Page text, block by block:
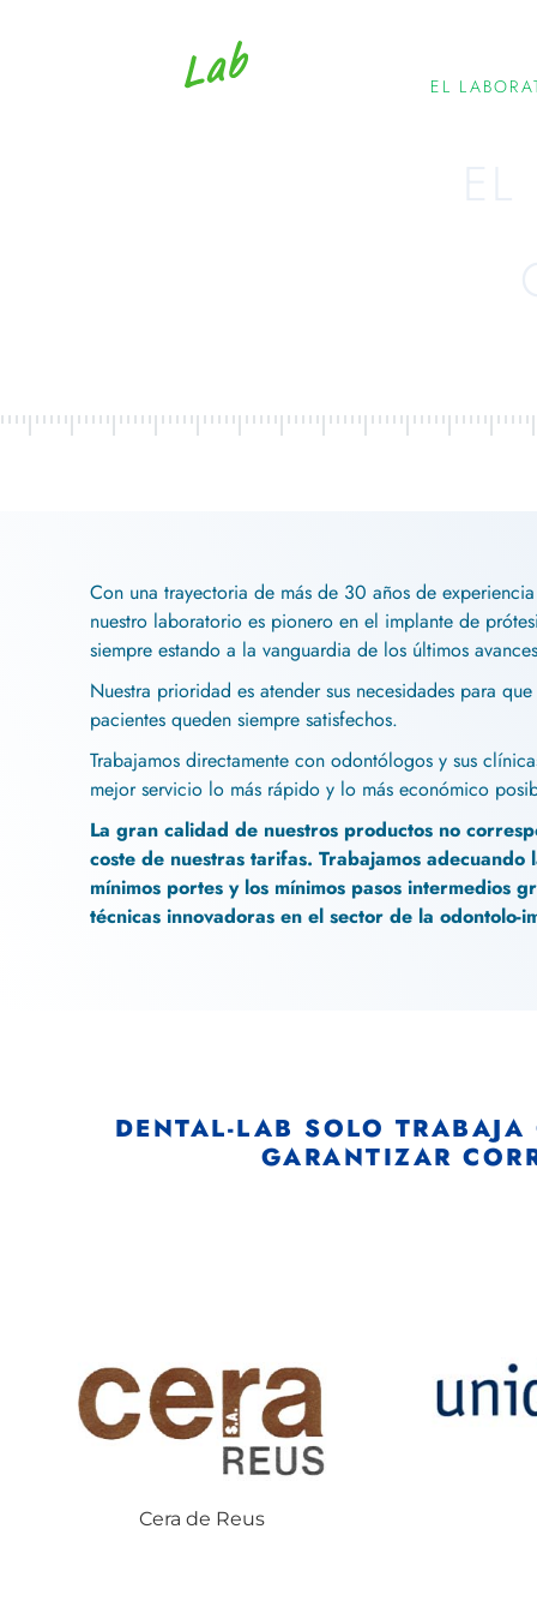
EL
Con una trayectoria de más de 30 años de
nuestro laboratorio es pionero en el implante de
siempre estando a la vanguardia de los últimos
Nuestra prioridad es atender sus necesidades para que
pacientes queden siempre satisfechos.
Trabajamos directamente con odontólogos y sus
mejor servicio lo más rápido y lo más económico
La gran calidad de nuestros productos no
coste de nuestras tarifas. Trabajamos adecuando
mínimos portes y los mínimos pasos intermedios
técnicas innovadoras en el sector de la odontolo-
DENTAL-LAB SOLO
GARANTIZAR
Cera de Reus